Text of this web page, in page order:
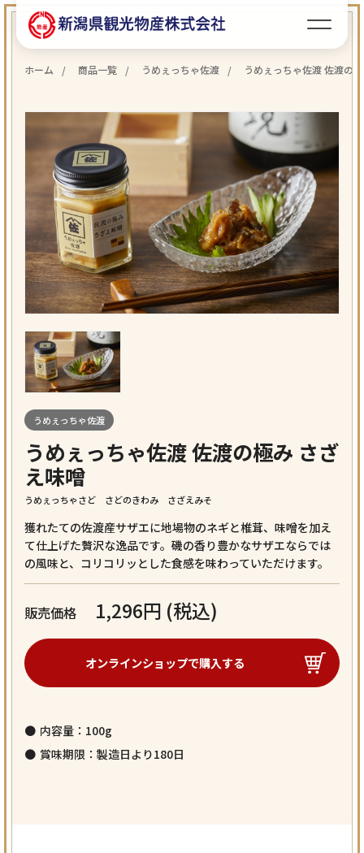
ホーム 商品一覧 うめぇっちゃ佐渡 うめぇっちゃ佐渡 佐渡の
うめぇっちゃ佐渡
うめぇっちゃ佐渡 佐渡の極み さざ
え味噌
うめぇっちゃさど さどのきわみ さざえみそ
獲れたての佐渡産サザエに地場物のネギと椎茸、味噌を加え
て仕上げた贅沢な逸品です。磯の香り豊かなサザエならでは
の風味と、コリコリッとした食感を味わっていただけます。
販売価格 1,296円 (税込)
オンラインショップで購入する
内容量：100g
賞味期限：製造日より180日